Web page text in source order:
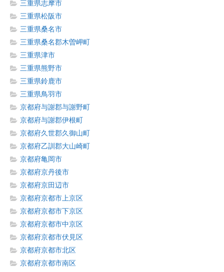
三重県志摩市
三重県松阪市
三重県桑名市
三重県桑名郡木曽岬町
三重県津市
三重県熊野市
三重県鈴鹿市
三重県鳥羽市
京都府与謝郡与謝野町
京都府与謝郡伊根町
京都府久世郡久御山町
京都府乙訓郡大山崎町
京都府亀岡市
京都府京丹後市
京都府京田辺市
京都府京都市上京区
京都府京都市下京区
京都府京都市中京区
京都府京都市伏見区
京都府京都市北区
京都府京都市南区